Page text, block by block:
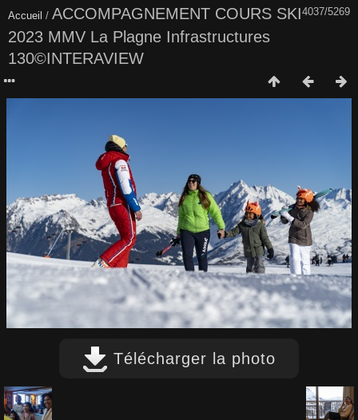
4037/5269
Accueil / ACCOMPAGNEMENT COURS SKI
2023 MMV La Plagne Infrastructures
130©INTERAVIEW
Télécharger la photo